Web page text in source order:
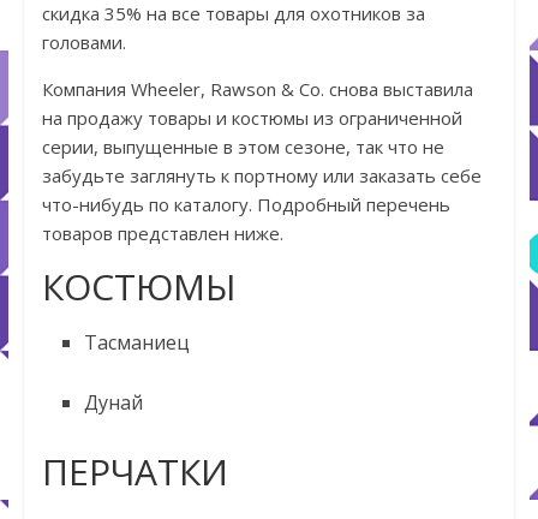
скидка 35% на все товары для охотников за
головами.
Компания Wheeler, Rawson & Co. снова выставила
на продажу товары и костюмы из ограниченной
серии, выпущенные в этом сезоне, так что не
забудьте заглянуть к портному или заказать себе
что-нибудь по каталогу. Подробный перечень
товаров представлен ниже.
КОСТЮМЫ
Тасманиец
Дунай
ПЕРЧАТКИ